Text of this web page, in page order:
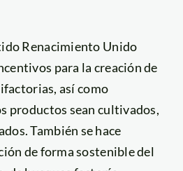
Renacimiento Unido
para la creación de
así como
productos sean cultivados,
También se hace
de forma sostenible del